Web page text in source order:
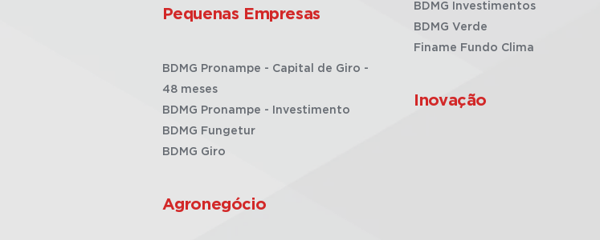
Pequenas Empresas
BDMG Pronampe - Capital de Giro -
48 meses
BDMG Pronampe - Investimento
BDMG Fungetur
BDMG Giro
Agronegócio
BDMG Investimentos
BDMG Verde
Finame Fundo Clima
Inovação